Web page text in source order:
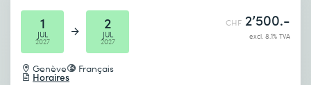
1
JUL
2027
2
JUL
2027
Genève Français
Horaires
CHF 2’500.-
excl. 8.1% TVA